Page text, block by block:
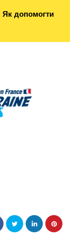
Як допомогти